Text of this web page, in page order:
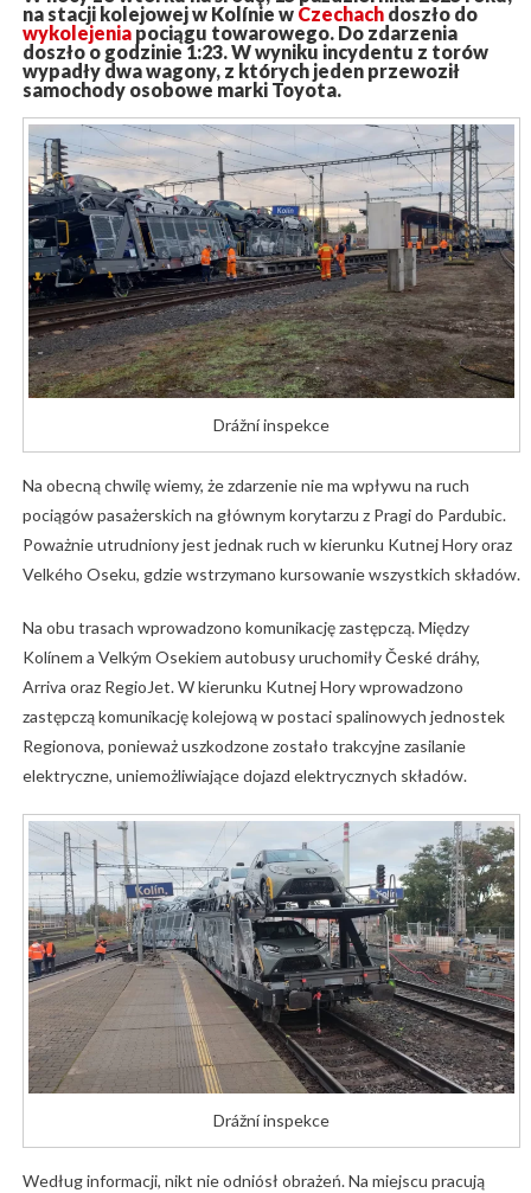
na stacji kolejowej w Kolínie w Czechachdoszło do
wykolejeniapociągu towarowego. Do zdarzenia
doszło o godzinie 1:23. W wyniku incydentu z torów
wypadły dwa wagony, z których jeden przewoził
samochody osobowe marki Toyota.
Drážní inspekce
Na obecną chwilę wiemy, że zdarzenie nie ma wpływu na ruch
pociągów pasażerskich na głównym korytarzu z Pragi do Pardubic.
Poważnie utrudniony jest jednak ruch w kierunku Kutnej Hory oraz
Velkého Oseku, gdzie wstrzymano kursowanie wszystkich składów.
Na obu trasach wprowadzono komunikację zastępczą. Między
Kolínem a Velkým Osekiem autobusy uruchomiły České dráhy,
Arriva oraz RegioJet. W kierunku Kutnej Hory wprowadzono
zastępczą komunikację kolejową w postaci spalinowych jednostek
Regionova, ponieważ uszkodzone zostało trakcyjne zasilanie
elektryczne, uniemożliwiające dojazd elektrycznych składów.
Drážní inspekce
Według informacji, nikt nie odniósł obrażeń. Na miejscu pracują